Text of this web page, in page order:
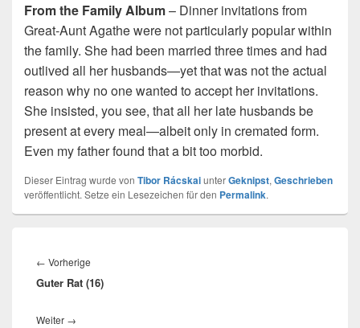
From the Family Album– Dinner invitations from
Great-Aunt Agathe were not particularly popular within
the family. She had been married three times and had
outlived all her husbands—yet that was not the actual
reason why no one wanted to accept her invitations.
She insisted, you see, that all her late husbands be
present at every meal—albeit only in cremated form.
Even my father found that a bit too morbid.
Dieser Eintrag wurde von Tibor RácskaiunterGeknipst, Geschrieben
veröffentlicht. Setze ein Lesezeichen für den Permalink.
← Vorherige
Beitrag:
Guter Rat (16)
Weiter →